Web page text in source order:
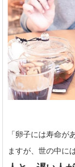
「卵子には寿命が
ますが、世の中には